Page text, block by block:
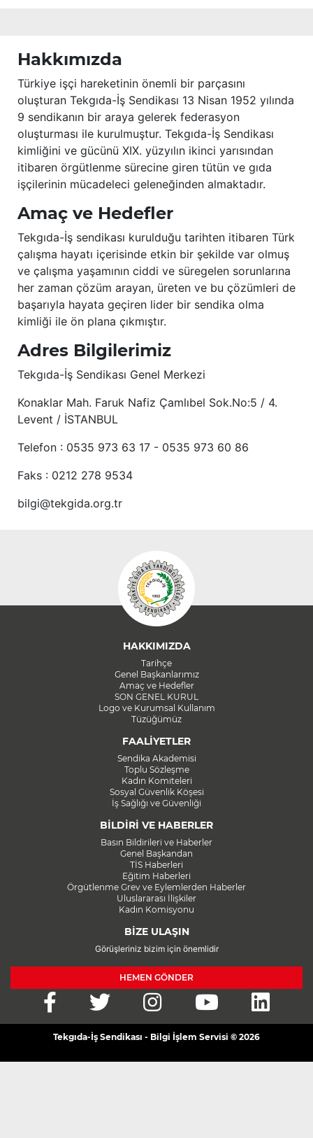
Hakkımızda
Türkiye işçi hareketinin önemli bir parçasını
oluşturan Tekgıda-İş Sendikası 13 Nisan 1952 yılında
9 sendikanın bir araya gelerek federasyon
oluşturması ile kurulmuştur. Tekgıda-İş Sendikası
kimliğini ve gücünü XIX. yüzyılın ikinci yarısından
itibaren örgütlenme sürecine giren tütün ve gıda
işçilerinin mücadeleci geleneğinden almaktadır.
Amaç ve Hedefler
Tekgıda-İş sendikası kurulduğu tarihten itibaren Türk
çalışma hayatı içerisinde etkin bir şekilde var olmuş
ve çalışma yaşamının ciddi ve süregelen sorunlarına
her zaman çözüm arayan, üreten ve bu çözümleri de
başarıyla hayata geçiren lider bir sendika olma
kimliği ile ön plana çıkmıştır.
Adres Bilgilerimiz
Tekgıda-İş Sendikası Genel Merkezi
Konaklar Mah. Faruk Nafiz Çamlıbel Sok.No:5 / 4.
Levent / İSTANBUL
Telefon : 0535 973 63 17 - 0535 973 60 86
Faks : 0212 278 9534
bilgi@tekgida.org.tr
HAKKIMIZDA
Tarihçe
Genel Başkanlarımız
Amaç ve Hedefler
SON GENEL KURUL
Logo ve Kurumsal Kullanım
Tüzüğümüz
FAALİYETLER
Sendika Akademisi
Toplu Sözleşme
Kadın Komiteleri
Sosyal Güvenlik Köşesi
İş Sağlığı ve Güvenliği
BİLDİRİ VE HABERLER
Basın Bildirileri ve Haberler
Genel Başkandan
TİS Haberleri
Eğitim Haberleri
Örgütlenme Grev ve Eylemlerden Haberler
Uluslararası İlişkiler
Kadın Komisyonu
BİZE ULAŞIN
Görüşleriniz bizim için önemlidir
HEMEN GÖNDER
Tekgıda-İş Sendikası - Bilgi İşlem Servisi © 2026